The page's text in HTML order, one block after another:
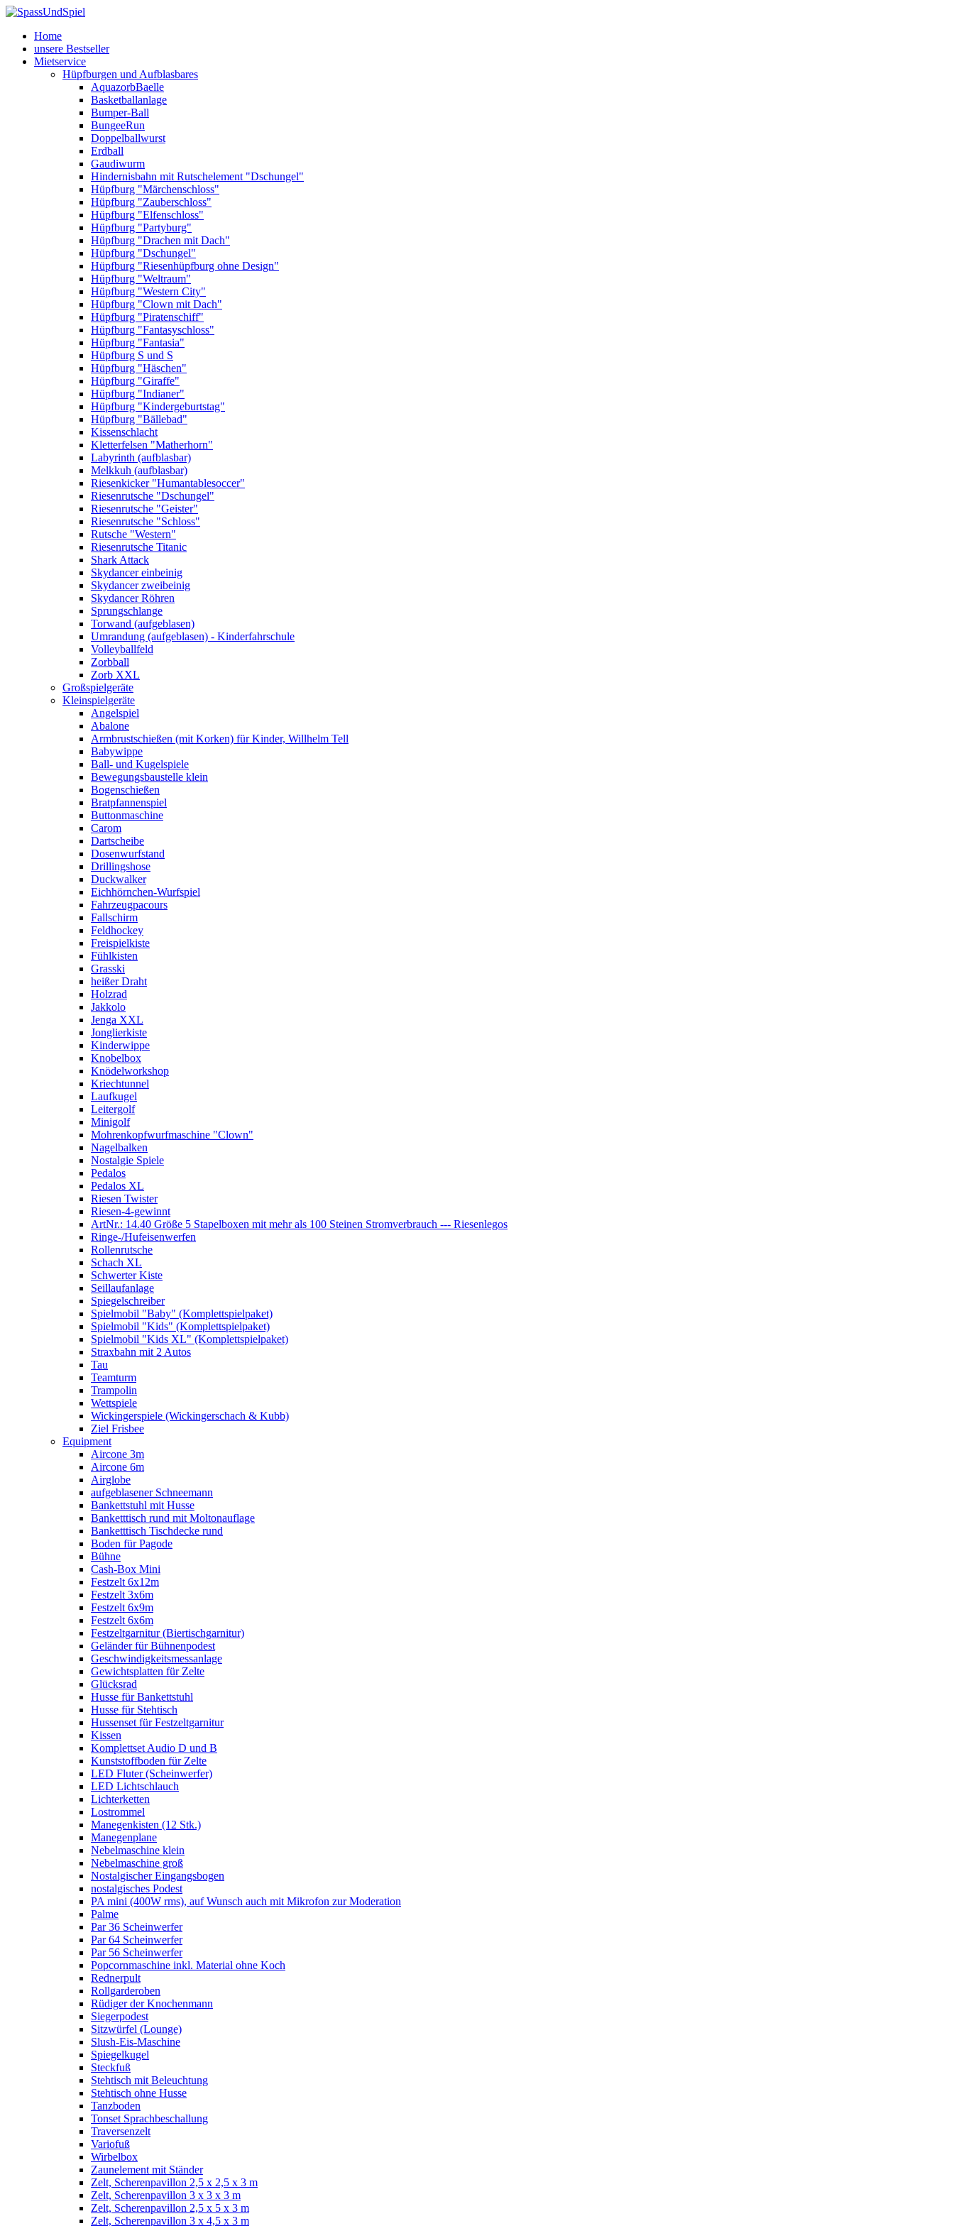
Home
unsere Bestseller
Mietservice
Hüpfburgen und Aufblasbares
AquazorbBaelle
Basketballanlage
Bumper-Ball
BungeeRun
Doppelballwurst
Erdball
Gaudiwurm
Hindernisbahn mit Rutschelement "Dschungel"
Hüpfburg "Märchenschloss"
Hüpfburg "Zauberschloss"
Hüpfburg "Elfenschloss"
Hüpfburg "Partyburg"
Hüpfburg "Drachen mit Dach"
Hüpfburg "Dschungel"
Hüpfburg "Riesenhüpfburg ohne Design"
Hüpfburg "Weltraum"
Hüpfburg "Western City"
Hüpfburg "Clown mit Dach"
Hüpfburg "Piratenschiff"
Hüpfburg "Fantasyschloss"
Hüpfburg "Fantasia"
Hüpfburg S und S
Hüpfburg "Häschen"
Hüpfburg "Giraffe"
Hüpfburg "Indianer"
Hüpfburg "Kindergeburtstag"
Hüpfburg "Bällebad"
Kissenschlacht
Kletterfelsen "Matherhorn"
Labyrinth (aufblasbar)
Melkkuh (aufblasbar)
Riesenkicker "Humantablesoccer"
Riesenrutsche "Dschungel"
Riesenrutsche "Geister"
Riesenrutsche "Schloss"
Rutsche "Western"
Riesenrutsche Titanic
Shark Attack
Skydancer einbeinig
Skydancer zweibeinig
Skydancer Röhren
Sprungschlange
Torwand (aufgeblasen)
Umrandung (aufgeblasen) - Kinderfahrschule
Volleyballfeld
Zorbball
Zorb XXL
Großspielgeräte
Kleinspielgeräte
Angelspiel
Abalone
Armbrustschießen (mit Korken) für Kinder, Willhelm Tell
Babywippe
Ball- und Kugelspiele
Bewegungsbaustelle klein
Bogenschießen
Bratpfannenspiel
Buttonmaschine
Carom
Dartscheibe
Dosenwurfstand
Drillingshose
Duckwalker
Eichhörnchen-Wurfspiel
Fahrzeugpacours
Fallschirm
Feldhockey
Freispielkiste
Fühlkisten
Grasski
heißer Draht
Holzrad
Jakkolo
Jenga XXL
Jonglierkiste
Kinderwippe
Knobelbox
Knödelworkshop
Kriechtunnel
Laufkugel
Leitergolf
Minigolf
Mohrenkopfwurfmaschine "Clown"
Nagelbalken
Nostalgie Spiele
Pedalos
Pedalos XL
Riesen Twister
Riesen-4-gewinnt
ArtNr.: 14.40 Größe 5 Stapelboxen mit mehr als 100 Steinen Stromverbrauch --- Riesenlegos
Ringe-/Hufeisenwerfen
Rollenrutsche
Schach XL
Schwerter Kiste
Seillaufanlage
Spiegelschreiber
Spielmobil "Baby" (Komplettspielpaket)
Spielmobil "Kids" (Komplettspielpaket)
Spielmobil "Kids XL" (Komplettspielpaket)
Straxbahn mit 2 Autos
Tau
Teamturm
Trampolin
Wettspiele
Wickingerspiele (Wickingerschach & Kubb)
Ziel Frisbee
Equipment
Aircone 3m
Aircone 6m
Airglobe
aufgeblasener Schneemann
Bankettstuhl mit Husse
Banketttisch rund mit Moltonauflage
Banketttisch Tischdecke rund
Boden für Pagode
Bühne
Cash-Box Mini
Festzelt 6x12m
Festzelt 3x6m
Festzelt 6x9m
Festzelt 6x6m
Festzeltgarnitur (Biertischgarnitur)
Geländer für Bühnenpodest
Geschwindigkeitsmessanlage
Gewichtsplatten für Zelte
Glücksrad
Husse für Bankettstuhl
Husse für Stehtisch
Hussenset für Festzeltgarnitur
Kissen
Komplettset Audio D und B
Kunststoffboden für Zelte
LED Fluter (Scheinwerfer)
LED Lichtschlauch
Lichterketten
Lostrommel
Manegenkisten (12 Stk.)
Manegenplane
Nebelmaschine klein
Nebelmaschine groß
Nostalgischer Eingangsbogen
nostalgisches Podest
PA mini (400W rms), auf Wunsch auch mit Mikrofon zur Moderation
Palme
Par 36 Scheinwerfer
Par 64 Scheinwerfer
Par 56 Scheinwerfer
Popcornmaschine inkl. Material ohne Koch
Rednerpult
Rollgarderoben
Rüdiger der Knochenmann
Siegerpodest
Sitzwürfel (Lounge)
Slush-Eis-Maschine
Spiegelkugel
Steckfuß
Stehtisch mit Beleuchtung
Stehtisch ohne Husse
Tanzboden
Tonset Sprachbeschallung
Traversenzelt
Variofuß
Wirbelbox
Zaunelement mit Ständer
Zelt, Scherenpavillon 2,5 x 2,5 x 3 m
Zelt, Scherenpavillon 3 x 3 x 3 m
Zelt, Scherenpavillon 2,5 x 5 x 3 m
Zelt, Scherenpavillon 3 x 4,5 x 3 m